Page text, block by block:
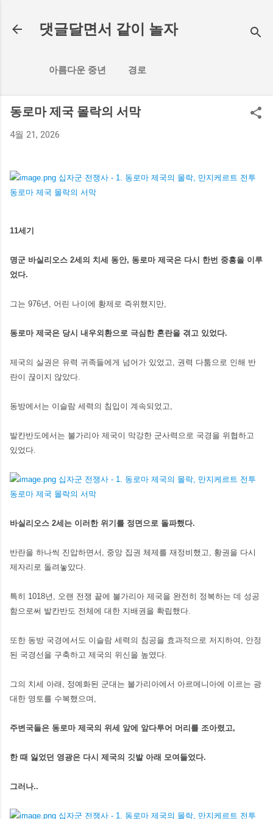
댓글달면서 같이 놀자
아름다운 중년 경로
동로마 제국 몰락의 서막
4월 21, 2026
11세기
명군 바실리오스 2세의 치세 동안, 동로마 제국은 다시 한번 중흥을 이루
었다.
그는 976년, 어린 나이에 황제로 즉위했지만,
동로마 제국은 당시 내우외환으로 극심한 혼란을 겪고 있었다.
제국의 실권은 유력 귀족들에게 넘어가 있었고, 권력 다툼으로 인해 반
란이 끊이지 않았다.
동방에서는 이슬람 세력의 침입이 계속되었고,
발칸반도에서는 불가리아 제국이 막강한 군사력으로 국경을 위협하고
있었다.
바실리오스 2세는 이러한 위기를 정면으로 돌파했다.
반란을 하나씩 진압하면서, 중앙 집권 체제를 재정비했고, 황권을 다시
제자리로 돌려놓았다.
특히 1018년, 오랜 전쟁 끝에 불가리아 제국을 완전히 정복하는 데 성공
함으로써 발칸반도 전체에 대한 지배권을 확립했다.
또한 동방 국경에서도 이슬람 세력의 침공을 효과적으로 저지하여, 안정
된 국경선을 구축하고 제국의 위신을 높였다.
그의 치세 아래, 정예화된 군대는 불가리아에서 아르메니아에 이르는 광
대한 영토를 수복했으며,
주변국들은 동로마 제국의 위세 앞에 앞다투어 머리를 조아렸고,
한 때 잃었던 영광은 다시 제국의 깃발 아래 모여들었다.
그러나..